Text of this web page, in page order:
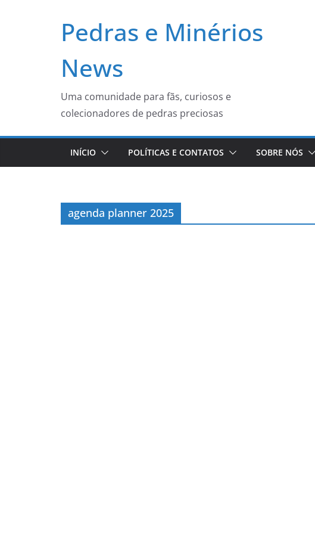
Pedras e Minérios
News
Uma comunidade para fãs, curiosos e
colecionadores de pedras preciosas
INÍCIO POLÍTICAS E CONTATOS SOBRE NÓS
agenda planner 2025